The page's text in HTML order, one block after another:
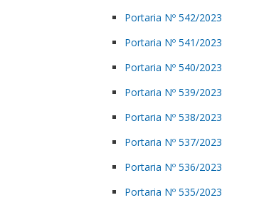
Portaria Nº 542/2023
Portaria Nº 541/2023
Portaria Nº 540/2023
Portaria Nº 539/2023
Portaria Nº 538/2023
Portaria Nº 537/2023
Portaria Nº 536/2023
Portaria Nº 535/2023